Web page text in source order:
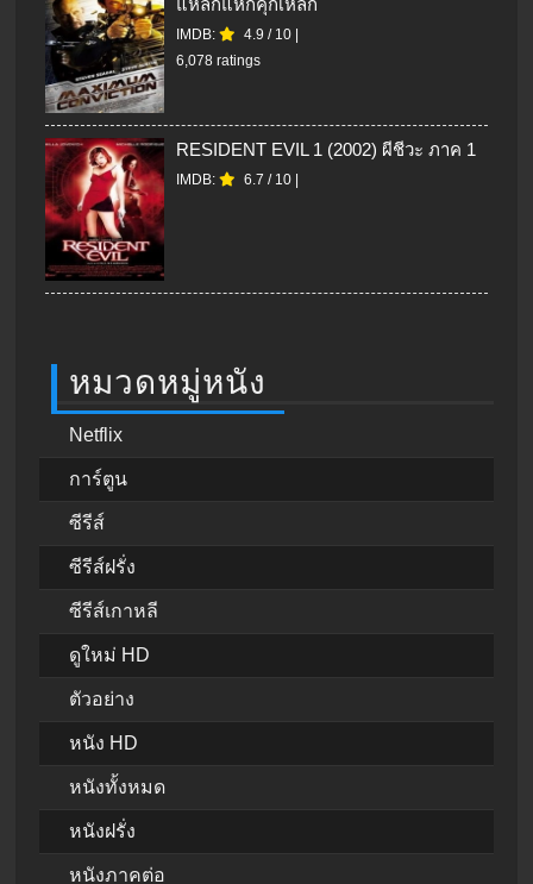
IMDB: 4.9 / 10 |
6,078 ratings
RESIDENT EVIL 1 (2002) ผีชีวะ ภาค 1
IMDB: 6.7 / 10 |
หมวดหมู่หนัง
Netflix
การ์ตูน
ซีรีส์
ซีรีส์ฝรั่ง
ซีรีส์เกาหลี
ดูใหม่ HD
ตัวอย่าง
หนัง HD
หนังทั้งหมด
หนังฝรั่ง
หนังภาคต่อ